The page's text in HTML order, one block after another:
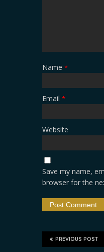
Name *
Email *
Website
Save my name,
browser for the
PREVIOUS POST